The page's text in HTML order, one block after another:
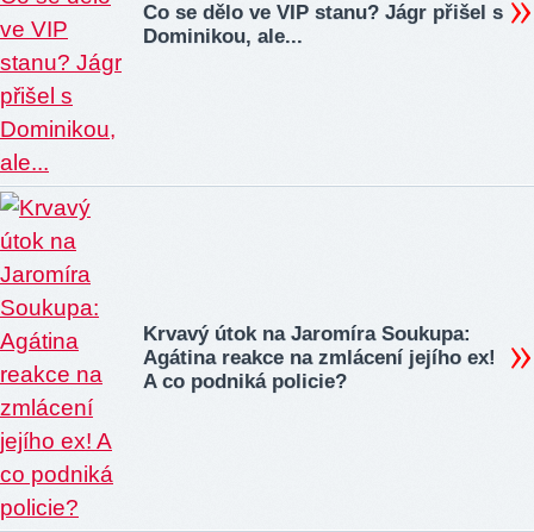
Co se dělo ve VIP stanu? Jágr přišel s
Dominikou, ale...
Krvavý útok na Jaromíra Soukupa:
Agátina reakce na zmlácení jejího ex!
A co podniká policie?